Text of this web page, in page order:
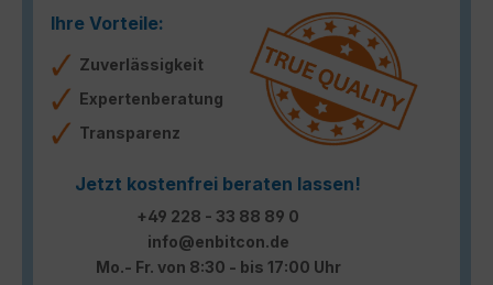
Ihre Vorteile:
Zuverlässigkeit
Expertenberatung
Transparenz
Jetzt kostenfrei beraten lassen!
+49 228 - 33 88 89 0
info@enbitcon.de
Mo.- Fr. von 8:30 - bis 17:00 Uhr